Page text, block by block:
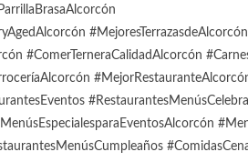
#MejoresTerrazasdeAlcorcón
#ComerTerneraCalidadAlcorcón